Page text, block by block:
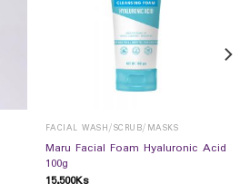
FACIAL WASH/SCRUB/MASKS
Maru Facial Foam Hyaluronic Acid
100g